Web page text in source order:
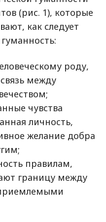
(рис. 1), которые
как следует
роду,
между
чувства
личность,
желание добра
правилам,
границу между